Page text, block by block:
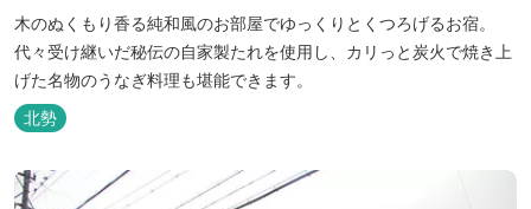
木のぬくもり香る純和風のお部屋でゆっくりとくつろげるお宿。
代々受け継いだ秘伝の自家製たれを使用し、カリっと炭火で焼き上
げた名物のうなぎ料理も堪能できます。
北勢